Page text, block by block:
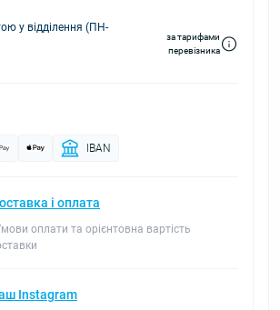
у відділення (ПН-
за тарифами
перевізника
IBAN
і оплата
оплати та орієнтовна вартість
Instagram